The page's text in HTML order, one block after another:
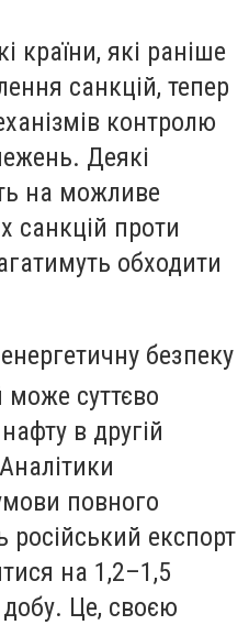
країни, які раніше
санкцій, тепер
контролю
Деякі
на можливе
санкцій проти
обходити
безпеку
може суттєво
в другій
повного
експорт
на 1,2–1,5
Це, своєю